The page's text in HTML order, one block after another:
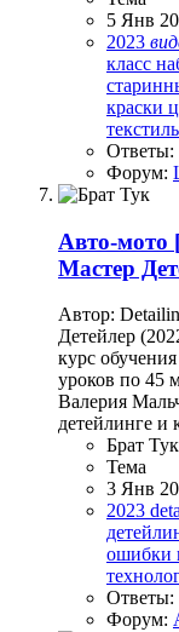
5 Янв
2023
класс
краски
Ответы:
Форум:
Авто-мото
Мастер
Автор:
Детейлер
курс
уроков по 45
Валерия
детейлинге и
Брат Тук
Тема
3 Янв
2023
ошибки
Ответы:
Форум: